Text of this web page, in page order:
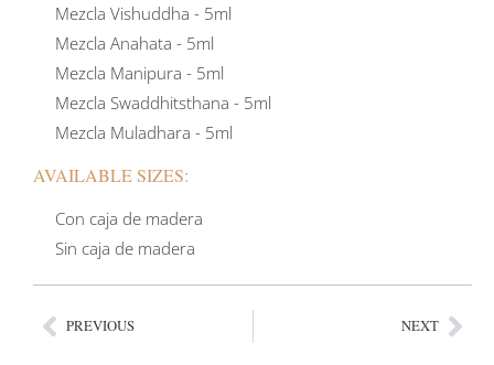
Mezcla Vishuddha - 5ml
Mezcla Anahata - 5ml
Mezcla Manipura - 5ml
Mezcla Swaddhitsthana - 5ml
Mezcla Muladhara - 5ml
AVAILABLE SIZES:
Con caja de madera
Sin caja de madera
PREVIOUS NEXT